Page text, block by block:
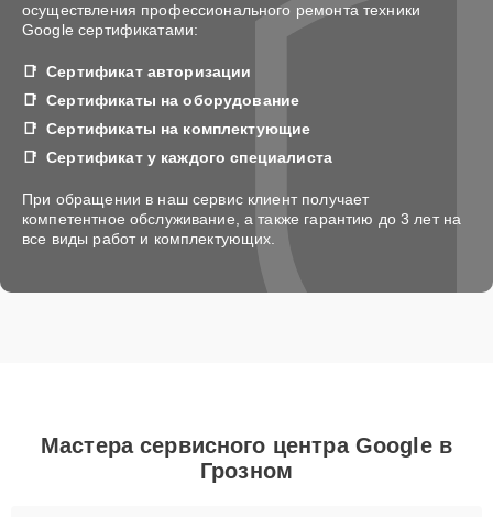
осуществления профессионального ремонта техники
Google сертификатами:
Сертификат авторизации
Сертификаты на оборудование
Сертификаты на комплектующие
Сертификат у каждого специалиста
При обращении в наш сервис клиент получает
компетентное обслуживание, а также гарантию до 3 лет на
все виды работ и комплектующих.
Мастера сервисного центра Google в
Грозном